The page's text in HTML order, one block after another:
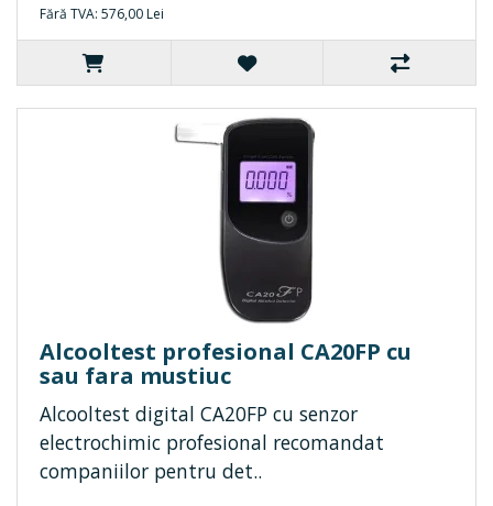
Fără TVA: 576,00 Lei
Alcooltest profesional CA20FP cu
sau fara mustiuc
Alcooltest digital CA20FP cu senzor
electrochimic profesional recomandat
companiilor pentru det..